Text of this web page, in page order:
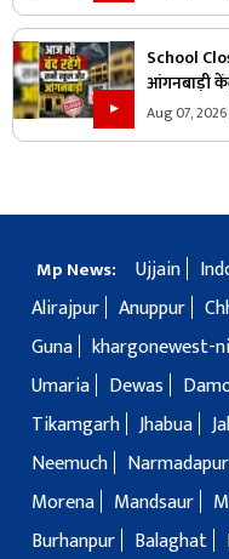
School
आंगनबाड़ी
Aug 07,
Mp News: Ujjain
Alirajpur Anuppur
Guna khargonewest-
Umaria
Dewas
Tikamgarh Jhabua
Neemuch
Morena
Mandsaur
Burhanpur
Balaghat